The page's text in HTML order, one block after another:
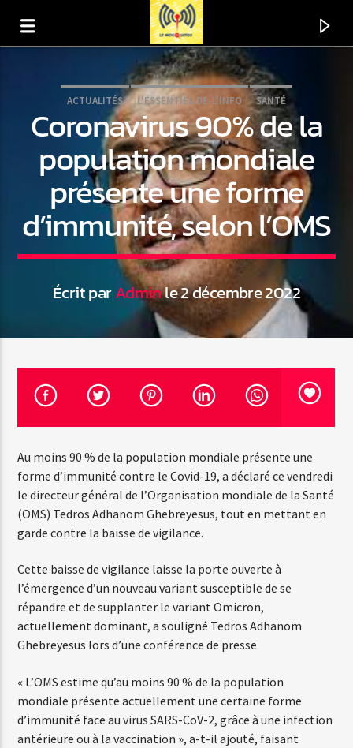
En ce moment
Artiste
13:00 20:00
Web-Radio-Sicily
Web-Radio-Années 70
ACTUALITÉS L'ESSENTIEL-DE-L'INFO SANTÉ
Coronavirus 90% de la
population mondiale
présente une forme
d’immunité, selon l’OMS
Écrit parAdminle 2 décembre 2022
Au moins 90 % de la population mondiale présente une
forme d’immunité contre le Covid-19, a déclaré ce vendredi
le directeur général de l’Organisation mondiale de la Santé
(OMS) Tedros Adhanom Ghebreyesus, tout en mettant en
garde contre la baisse de vigilance.
Cette baisse de vigilance laisse la porte ouverte à
l’émergence d’un nouveau variant susceptible de se
répandre et de supplanter le variant Omicron,
actuellement dominant, a souligné Tedros Adhanom
Ghebreyesus lors d’une conférence de presse.
« L’OMS estime qu’au moins 90 % de la population
mondiale présente actuellement une certaine forme
d’immunité face au virus SARS-CoV-2, grâce à une infection
antérieure ou à la vaccination », a-t-il ajouté, faisant